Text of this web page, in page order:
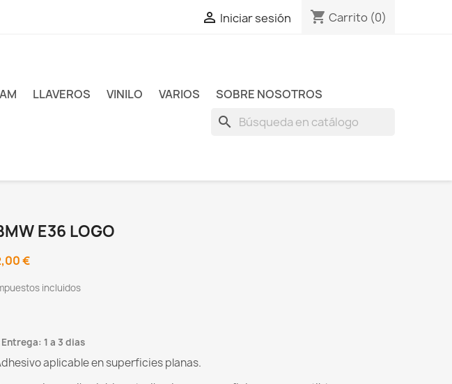
 Iniciar sesión shopping_cart Carrito (0)
LLAVEROS VINILO VARIOS SOBRE NOSOTROS
search
E36 LOGO
€
incluidos
Entrega: 1 a 3 dias
aplicable en superficies planas.